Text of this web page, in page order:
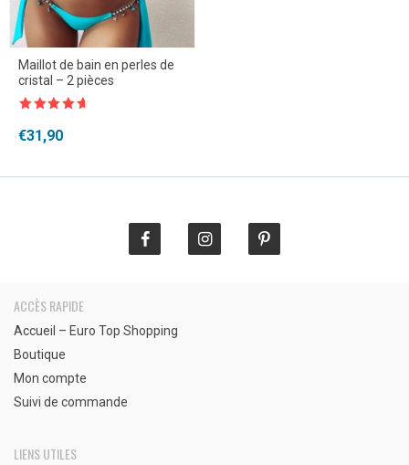
Maillot de bain en perles de
cristal – 2 pièces
€31,90
ACCÈS RAPIDE
Accueil – Euro Top Shopping
Boutique
Mon compte
Suivi de commande
LIENS UTILES